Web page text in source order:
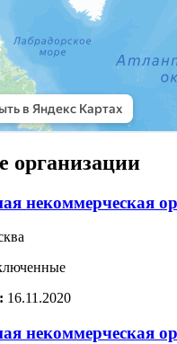
организации
некоммерческая
16.11.2020
некоммерческая